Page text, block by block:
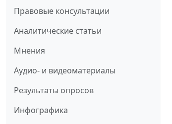
Правовые консультации
Аналитические статьи
Мнения
Аудио- и видеоматериалы
Результаты опросов
Инфографика